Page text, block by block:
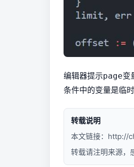
编辑器提示page变
条件中的变量是临
转载说明
本文链接： http://
转载请注明来源，